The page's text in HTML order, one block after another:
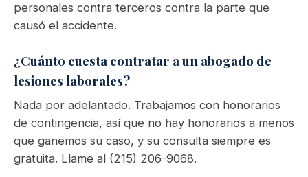
personales contra terceros contra la parte que
causó el accidente.
¿Cuánto cuesta contratar a un abogado de
lesiones laborales?
Nada por adelantado. Trabajamos con honorarios
de contingencia, así que no hay honorarios a menos
que ganemos su caso, y su consulta siempre es
gratuita. Llame al (215) 206-9068.